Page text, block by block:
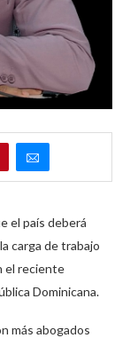
el país deberá
carga de trabajo
el reciente
Dominicana.
más abogados